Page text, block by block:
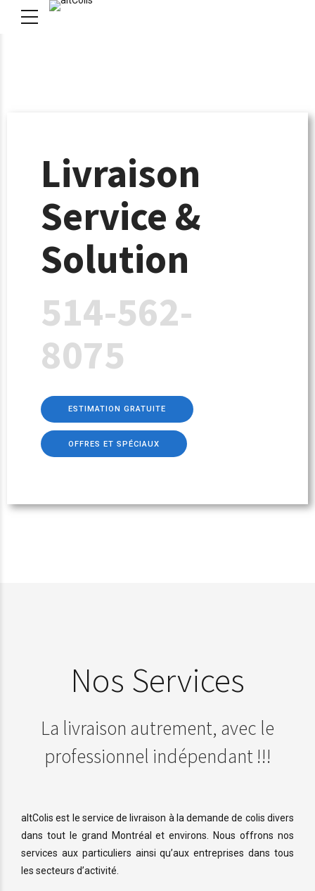
Livraison
Service &
Solution
514-562-
8075
ESTIMATION GRATUITE
OFFRES ET SPÉCIAUX
Nos Services
La livraison autrement, avec le
professionnel indépendant !!!
altColis est le service de livraison à la demande de colis divers
dans tout le grand Montréal et environs. Nous offrons nos
services aux particuliers ainsi qu’aux entreprises dans tous
les secteurs d’activité.
Services
Aux
Les
entreprises
nous
Services
Particuliers
Les
particuliers